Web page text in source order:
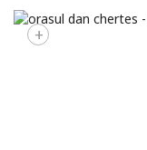
+